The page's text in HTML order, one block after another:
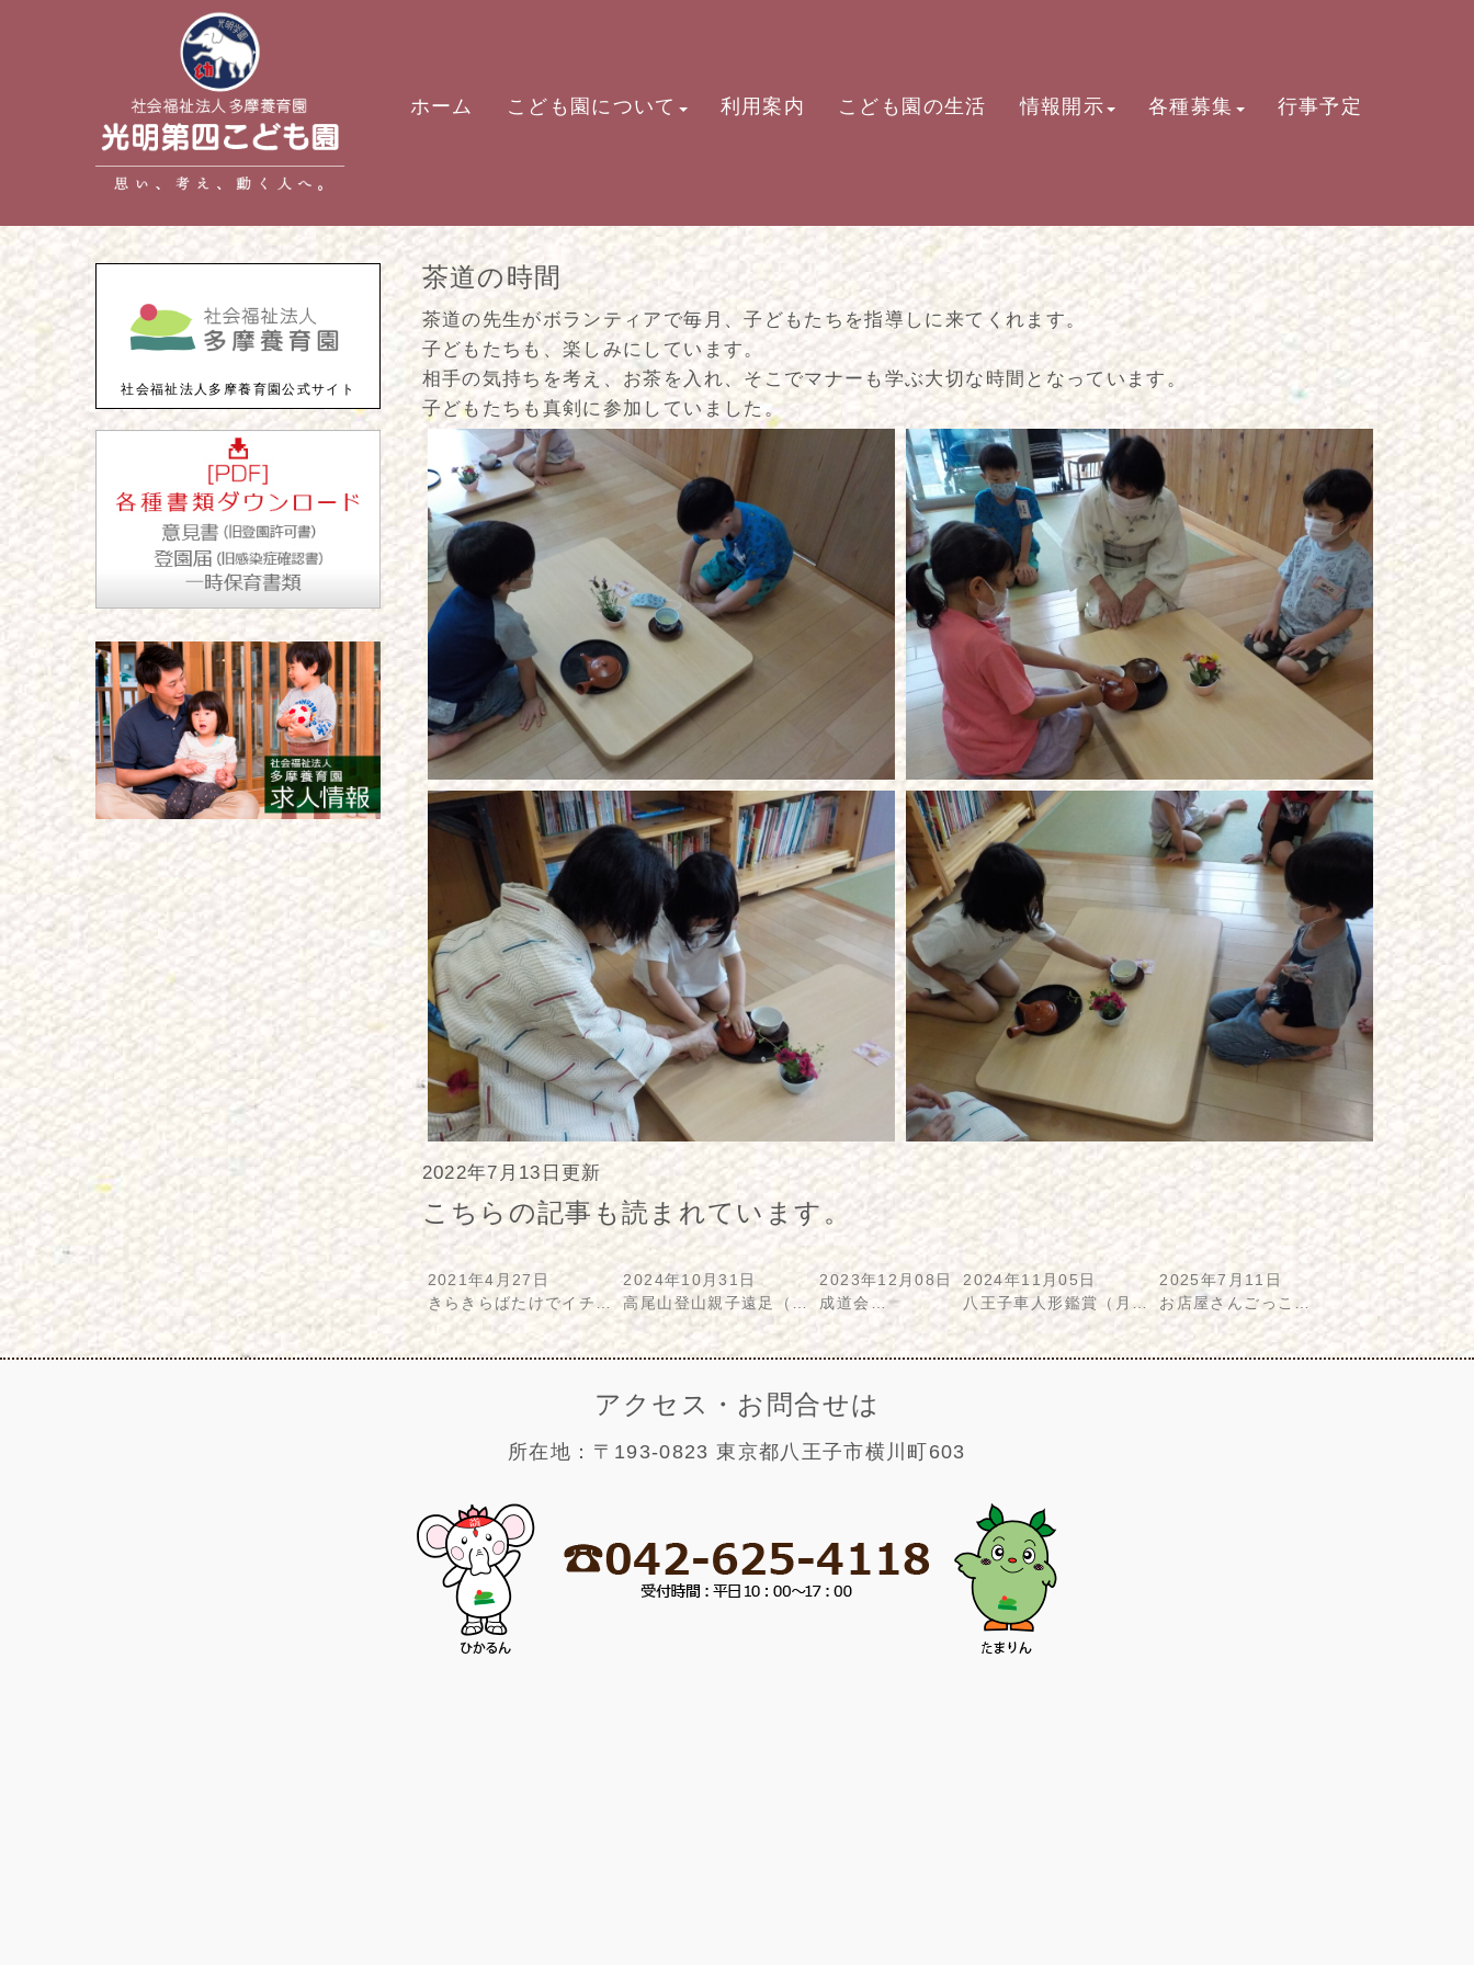
ホーム こども園について 利用案内 こども園の生活 情報開示 各種募集 行事予定
茶道の時間
茶道の先生がボランティアで毎月、子どもたちを指導しに来てくれます。
子どもたちも、楽しみにしています。
相手の気持ちを考え、お茶を入れ、そこでマナーも学ぶ大切な時間となっています。
子どもたちも真剣に参加していました。
2022年7月13日更新
こちらの記事も読まれています。
2021年4月27日
きらきらばたけでイチ…
2024年10月31日
高尾山登山親子遠足（…
2023年12月08日
成道会…
2024年11月05日
八王子車人形鑑賞（月…
2025年7月11日
お店屋さんごっこ…
社会福祉法人多摩養育園公式サイト
アクセス・お問合せは
所在地：〒193-0823 東京都八王子市横川町603